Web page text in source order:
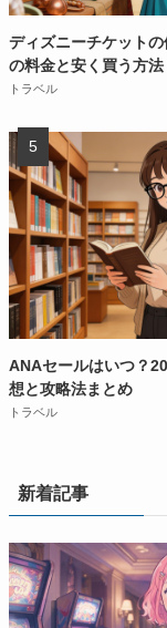
ディズニーチケット
の料金と安く買う方法
トラベル
ANAセールはいつ？
想と攻略法まとめ
トラベル
新着記事